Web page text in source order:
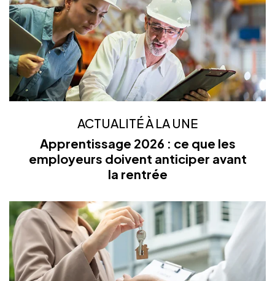
ACTUALITÉ À LA UNE
Apprentissage 2026 : ce que les
employeurs doivent anticiper avant
la rentrée